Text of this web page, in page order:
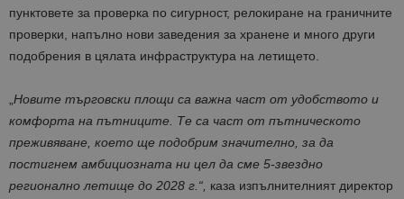
пунктовете за проверка по сигурност, релокиране на граничните
проверки, напълно нови заведения за хранене и много други
подобрения в цялата инфраструктура на летището.
„Новите търговски площи са важна част от удобството и
комфорта на пътниците. Те са част от пътническото
преживяване, което ще подобрим значително, за да
постигнем амбициозната ни цел да сме 5-звездно
регионално летище до 2028 г.“, каза изпълнителният директор